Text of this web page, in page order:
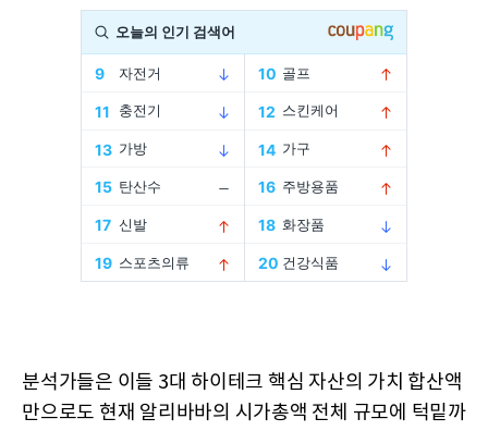
분석가들은 이들 3대 하이테크 핵심 자산의 가치 합산액
만으로도 현재 알리바바의 시가총액 전체 규모에 턱밑까